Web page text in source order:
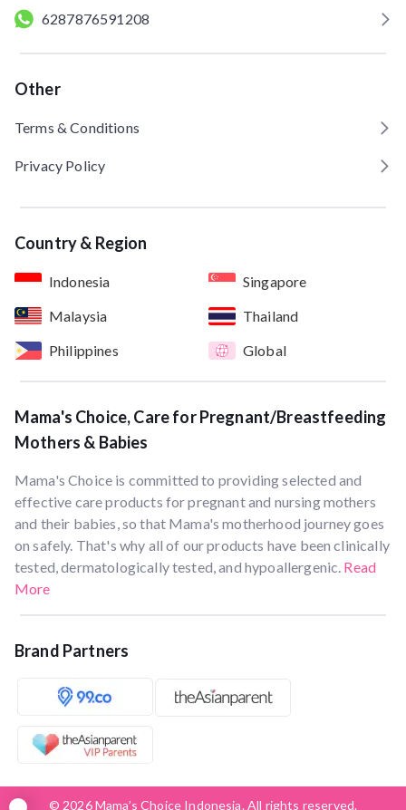
6287876591208
Other
Terms & Conditions
Privacy Policy
Country & Region
Indonesia
Singapore
Malaysia
Thailand
Philippines
Global
Mama's Choice, Care for Pregnant/Breastfeeding
Mothers & Babies
Mama's Choice is committed to providing selected and
effective care products for pregnant and nursing mothers
and their babies, so that Mama's motherhood journey goes
on safely. That's why all of our products have been clinically
tested, dermatologically tested, and hypoallergenic. Read
More
Brand Partners
© 2026 Mama’s Choice Indonesia. All rights reserved.